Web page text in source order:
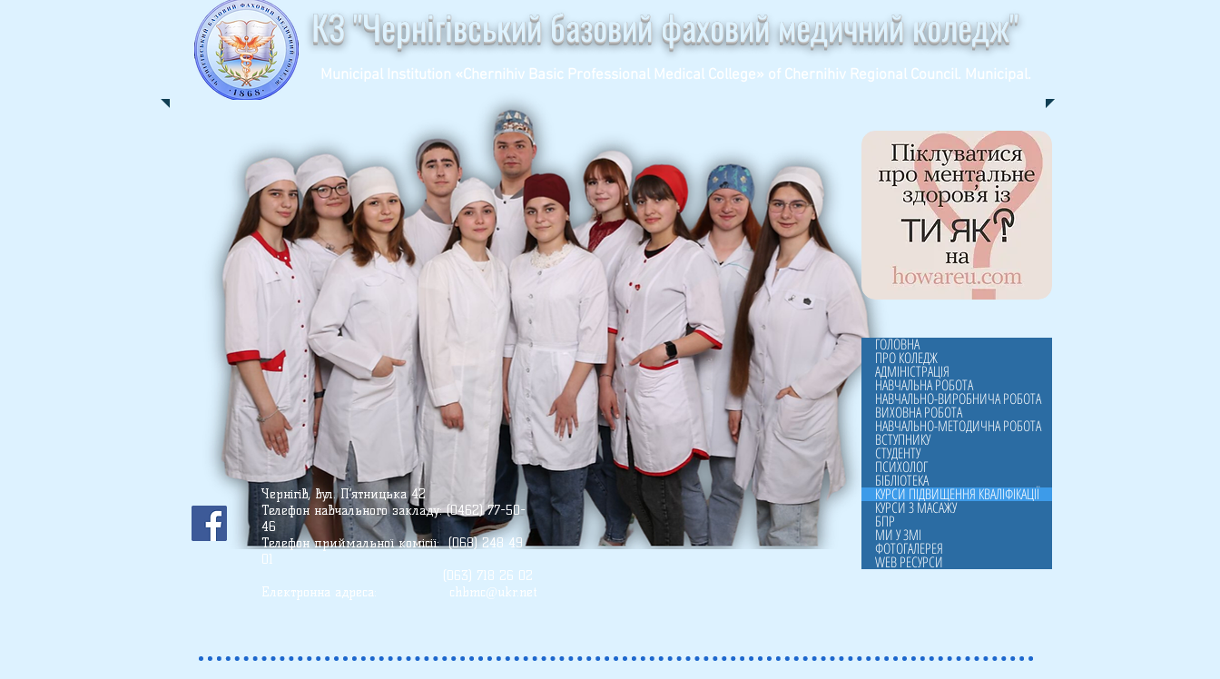
КЗ "Чернігівський базовий фаховий медичний коледж"
Municipal Institution «Chernihiv Basic Professional Medical College» of Chernihiv Regional Council. Municipal.
Чернігів, вул. П’ятницька 42
Телефон навчального закладу: (0462) 77-50-
46
Телефон приймальної комісії: (068) 248 49
01
(О63) 718 26 02
Електронна адреса: chbmc@ukr.net
ГОЛОВНА
ПРО КОЛЕДЖ
АДМІНІСТРАЦІЯ
НАВЧАЛЬНА РОБОТА
НАВЧАЛЬНО-ВИРОБНИЧА РОБОТА
ВИХОВНА РОБОТА
НАВЧАЛЬНО-МЕТОДИЧНА РОБОТА
ВСТУПНИКУ
СТУДЕНТУ
ПСИХОЛОГ
БІБЛІОТЕКА
КУРСИ ПІДВИЩЕННЯ КВАЛІФІКАЦІЇ
КУРСИ З МАСАЖУ
БПР
МИ У ЗМІ
ФОТОГАЛЕРЕЯ
WEB РЕСУРСИ